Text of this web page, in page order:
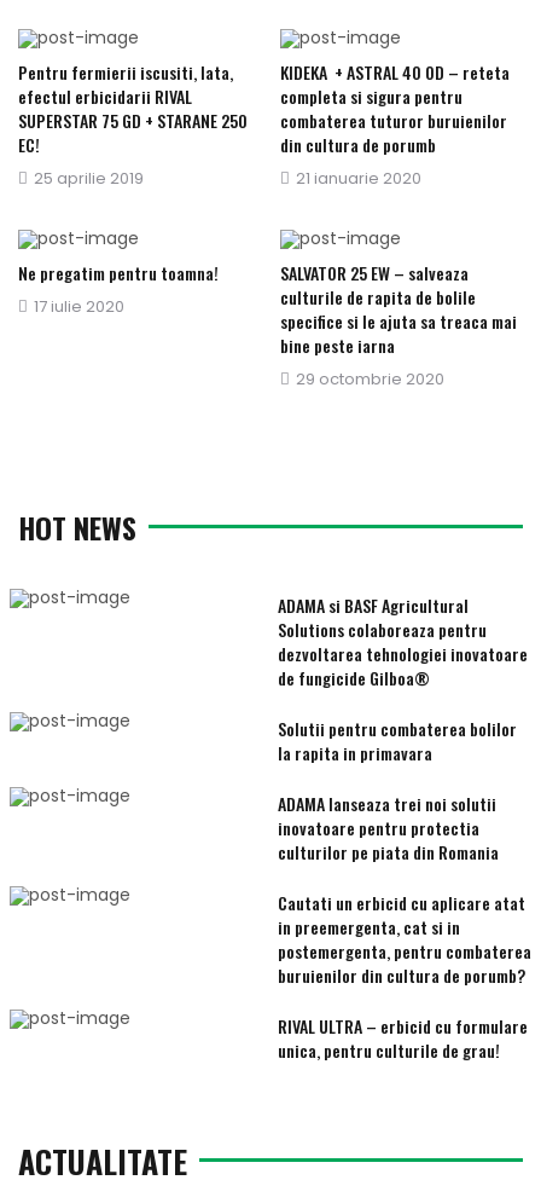
Pentru fermierii iscusiti, Iata,
efectul erbicidarii RIVAL
SUPERSTAR 75 GD + STARANE 250
EC!
Publicat
25 aprilie 2019
KIDEKA + ASTRAL 40 OD – reteta
completa si sigura pentru
combaterea tuturor buruienilor
din cultura de porumb
Publicat
21 ianuarie 2020
Ne pregatim pentru toamna!
Publicat
17 iulie 2020
SALVATOR 25 EW – salveaza
culturile de rapita de bolile
specifice si le ajuta sa treaca mai
bine peste iarna
Publicat
29 octombrie 2020
HOT NEWS
ADAMA si BASF Agricultural
Solutions colaboreaza pentru
dezvoltarea tehnologiei inovatoare
de fungicide Gilboa®
Solutii pentru combaterea bolilor
la rapita in primavara
ADAMA lanseaza trei noi solutii
inovatoare pentru protectia
culturilor pe piata din Romania
Cautati un erbicid cu aplicare atat
in preemergenta, cat si in
postemergenta, pentru combaterea
buruienilor din cultura de porumb?
RIVAL ULTRA – erbicid cu formulare
unica, pentru culturile de grau!
ACTUALITATE